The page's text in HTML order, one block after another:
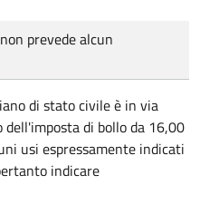
prevede alcun
di stato civile è in via
di bollo da 16,00
usi espressamente indicati
indicare